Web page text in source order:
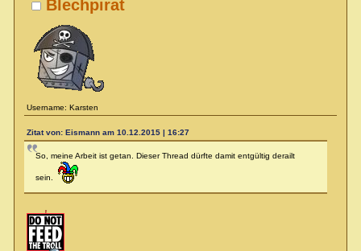
Blechpirat
Username: Karsten
Zitat von: Eismann am 10.12.2015 | 16:27
So, meine Arbeit ist getan. Dieser Thread dürfte damit entgültig derailt
sein.